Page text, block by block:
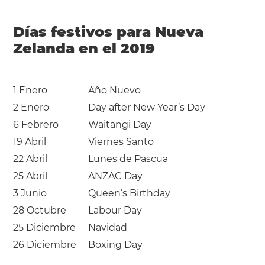
Días festivos para Nueva
Zelanda en el 2019
1 Enero
Año Nuevo
2 Enero
Day after New Year’s Day
6 Febrero
Waitangi Day
19 Abril
Viernes Santo
22 Abril
Lunes de Pascua
25 Abril
ANZAC Day
3 Junio
Queen’s Birthday
28 Octubre
Labour Day
25 Diciembre
Navidad
26 Diciembre
Boxing Day